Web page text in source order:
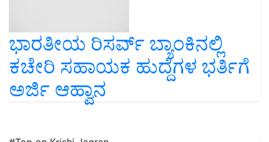
ಭಾರತೀಯ ರಿಸರ್ವ್ ಬ್ಯಾಂಕಿನಲ್ಲಿ
ಕಚೇರಿ ಸಹಾಯಕ ಹುದ್ದೆಗಳ ಭರ್ತಿಗೆ
ಅರ್ಜಿ ಆಹ್ವಾನ